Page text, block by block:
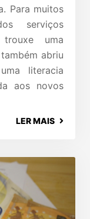
Para muitos
serviços
uma
abriu
literacia
aos novos
LER MAIS